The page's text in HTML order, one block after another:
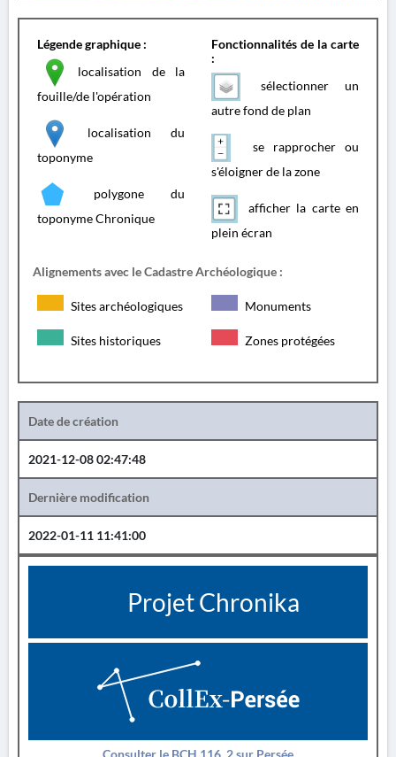
Légende graphique :
localisation de la
fouille/de l'opération
localisation du
toponyme
polygone du
toponyme Chronique
Fonctionnalités de la carte
:
sélectionner un
autre fond de plan
se rapprocher ou
s'éloigner de la zone
afficher la carte en
plein écran
Alignements avec le Cadastre Archéologique :
Sites archéologiques Monuments
Sites historiques Zones protégées
Date de création
2021-12-08 02:47:48
Dernière modification
2022-01-11 11:41:00
Projet Chronika
Consulter le BCH 116_2 sur Persée